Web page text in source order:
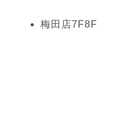
梅田 店7 F8F